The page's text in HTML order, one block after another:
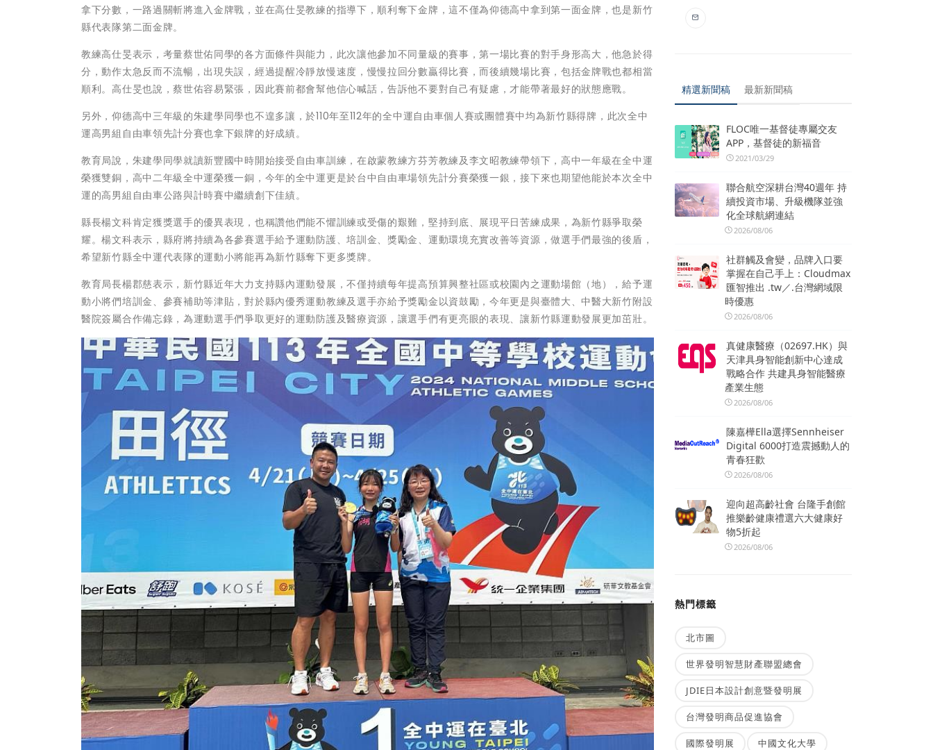
拿下分數，一路過關斬將進入金牌戰，並在高仕旻教練的指導下，順利奪下金牌，這不僅為仰德高中拿到第一面金牌，也是新竹
縣代表隊第二面金牌。
教練高仕旻表示，考量蔡世佑同學的各方面條件與能力，此次讓他參加不同量級的賽事，第一場比賽的對手身形高大，他急於得
分，動作太急反而不流暢，出現失誤，經過提醒冷靜放慢速度，慢慢拉回分數贏得比賽，而後續幾場比賽，包括金牌戰也都相當
順利。高仕旻也說，蔡世佑容易緊張，因此賽前都會幫他信心喊話，告訴他不要對自己有疑慮，才能帶著最好的狀態應戰。
另外，仰德高中三年級的朱建學同學也不遑多讓，於110年至112年的全中運自由車個人賽或團體賽中均為新竹縣得牌，此次全中
運高男組自由車領先計分賽也拿下銀牌的好成績。
教育局說，朱建學同學就讀新豐國中時開始接受自由車訓練，在啟蒙教練方芬芳教練及李文昭教練帶領下，高中一年級在全中運
榮獲雙銅，高中二年級全中運榮獲一銅，今年的全中運更是於台中自由車場領先計分賽榮獲一銀，接下來也期望他能於本次全中
運的高男組自由車公路與計時賽中繼續創下佳績。
縣長楊文科肯定獲獎選手的優異表現，也稱讚他們能不懼訓練或受傷的艱難，堅持到底、展現平日苦練成果，為新竹縣爭取榮
耀。楊文科表示，縣府將持續為各參賽選手給予運動防護、培訓金、獎勵金、運動環境充實改善等資源，做選手們最強的後盾，
希望新竹縣全中運代表隊的運動小將能再為新竹縣奪下更多獎牌。
教育局長楊郡慈表示，新竹縣近年大力支持縣內運動發展，不僅持續每年提高預算興整社區或校園內之運動場館（地），給予運
動小將們培訓金、參賽補助等津貼，對於縣內優秀運動教練及選手亦給予獎勵金以資鼓勵，今年更是與臺體大、中醫大新竹附設
醫院簽屬合作備忘錄，為運動選手們爭取更好的運動防護及醫療資源，讓選手們有更亮眼的表現、讓新竹縣運動發展更加茁壯。
精選新聞稿 最新新聞稿
FLOC唯一基督徒專屬交友
APP，基督徒的新福音
2021/03/29
聯合航空深耕台灣40週年 持
續投資市場、升級機隊並強
化全球航網連結
2026/08/06
社群觸及會變，品牌入口要
掌握在自己手上：Cloudmax
匯智推出 .tw／.台灣網域限
時優惠
2026/08/06
真健康醫療（02697.HK）與
天津具身智能創新中心達成
戰略合作 共建具身智能醫療
產業生態
2026/08/06
陳嘉樺Ella選擇Sennheiser
Digital 6000打造震撼動人的
青春狂歡
2026/08/06
迎向超高齡社會 台隆手創館
推樂齡健康禮選六大健康好
物5折起
2026/08/06
熱門標籤
北市圖
世界發明智慧財產聯盟總會
JDIE日本設計創意暨發明展
台灣發明商品促進協會
國際發明展 中國文化大學